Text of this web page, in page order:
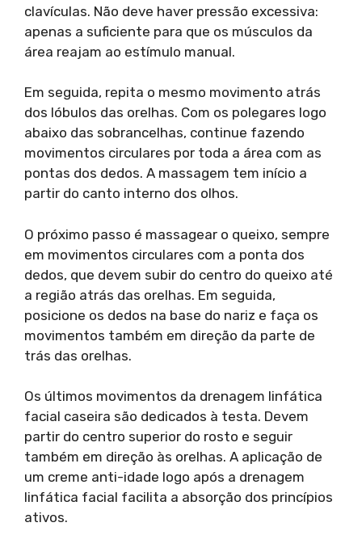
clavículas. Não deve haver pressão excessiva:
apenas a suficiente para que os músculos da
área reajam ao estímulo manual.
Em seguida, repita o mesmo movimento atrás
dos lóbulos das orelhas. Com os polegares logo
abaixo das sobrancelhas, continue fazendo
movimentos circulares por toda a área com as
pontas dos dedos. A massagem tem início a
partir do canto interno dos olhos.
O próximo passo é massagear o queixo, sempre
em movimentos circulares com a ponta dos
dedos, que devem subir do centro do queixo até
a região atrás das orelhas. Em seguida,
posicione os dedos na base do nariz e faça os
movimentos também em direção da parte de
trás das orelhas.
Os últimos movimentos da drenagem linfática
facial caseira são dedicados à testa. Devem
partir do centro superior do rosto e seguir
também em direção às orelhas. A aplicação de
um creme anti-idade logo após a drenagem
linfática facial facilita a absorção dos princípios
ativos.